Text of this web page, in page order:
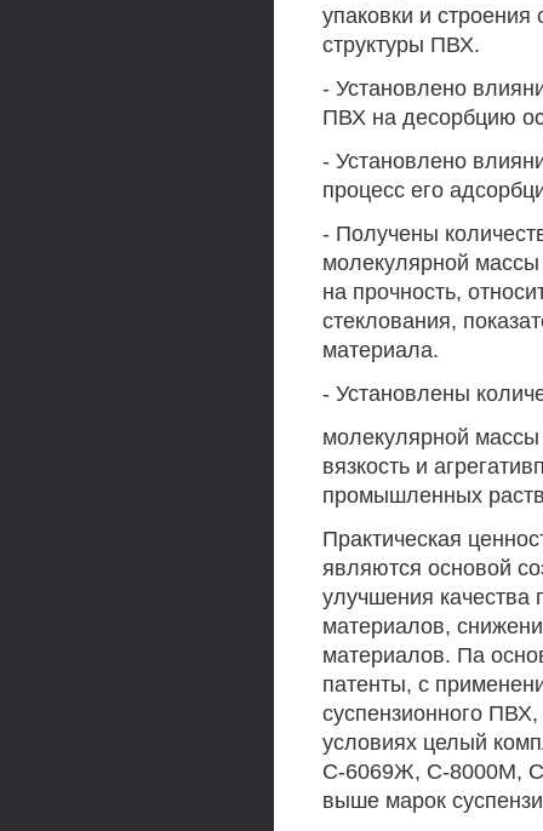
упаковки и
структуры ПВХ.
- Установлено
ПВХ на десорбцию
- Установлено
процесс его
- Получены
молекулярной
на прочность,
стеклования,
материала.
- Установлены
молекулярной
вязкость и
промышленных
Практическая
являются основой
улучшения
материалов,
материалов. Па
патенты, с
суспензионного
условиях целый
С-6069Ж, С-8000М,
выше марок